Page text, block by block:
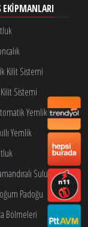
EKIPMANLARI
Kilit Sistemi
Sistemi
Yemlik Kilidi
Yemlik
Suluk
Padoğu
Bölmeleri